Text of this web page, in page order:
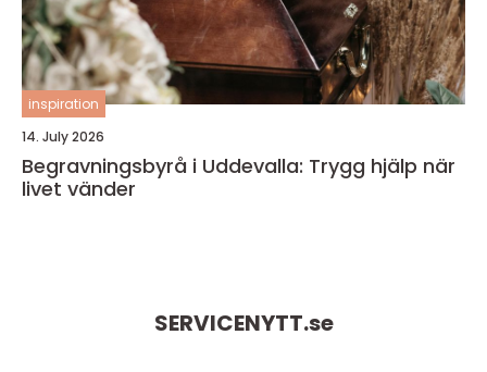
inspiration
14. July 2026
Begravningsbyrå i Uddevalla: Trygg hjälp när
livet vänder
SERVICENYTT.se